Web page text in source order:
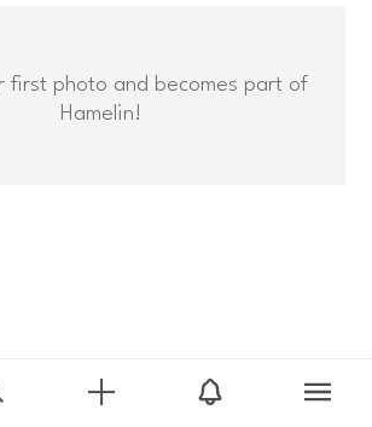
first photo and becomes part of
Hamelin!